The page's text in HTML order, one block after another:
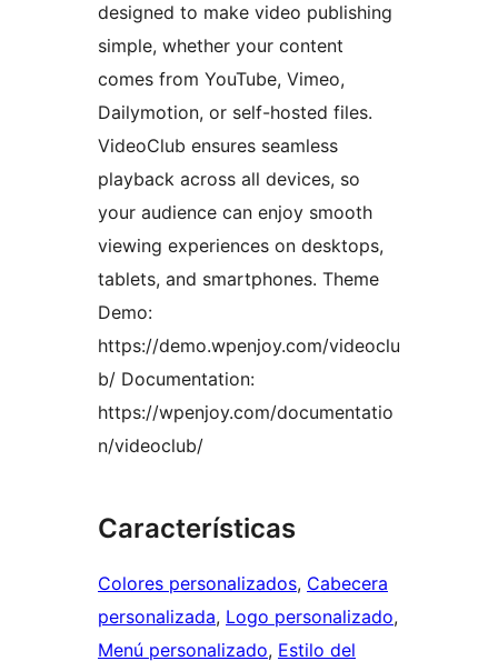
designed to make video publishing
simple, whether your content
comes from YouTube, Vimeo,
Dailymotion, or self-hosted files.
VideoClub ensures seamless
playback across all devices, so
your audience can enjoy smooth
viewing experiences on desktops,
tablets, and smartphones. Theme
Demo:
https://demo.wpenjoy.com/videoclu
b/ Documentation:
https://wpenjoy.com/documentatio
n/videoclub/
Características
Colores personalizados, Cabecera
personalizada, Logo personalizado
Menú personalizado, Estilo del